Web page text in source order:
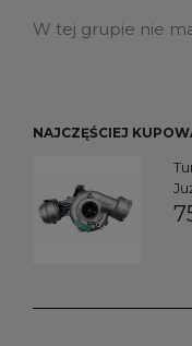
W tej grupie nie
NAJCZĘŚCIEJ